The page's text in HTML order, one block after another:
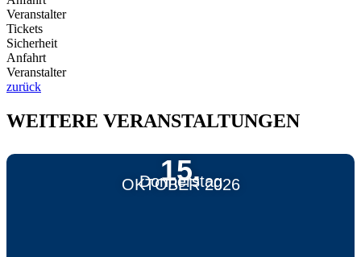
Veranstalter
Tickets
Sicherheit
Anfahrt
Veranstalter
zurück
WEITERE VERANSTALTUNGEN
15.
OKTOBER 2026
Donnerstag